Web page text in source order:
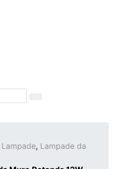
Lampade, Lampade da